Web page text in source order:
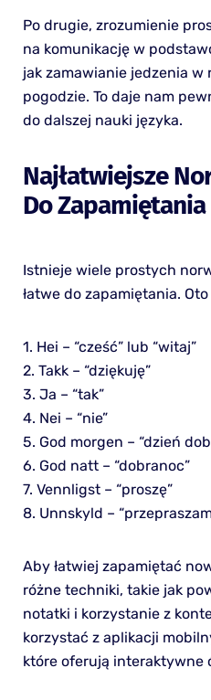
Po drugie, zrozumienie
na komunikację w
jak zamawianie jedzenia
pogodzie. To daje nam
do dalszej nauki języka.
Najłatwiejsze
Do Zapamiętania
Istnieje wiele prostych
łatwe do zapamiętania.
1. Hei – “cześć” lub “witaj”
2. Takk – “dziękuję”
3. Ja – “tak”
4. Nei – “nie”
5. God morgen – “dzień
6. God natt – “dobranoc”
7. Vennligst – “proszę”
8. Unnskyld –
Aby łatwiej zapamiętać
różne techniki, takie jak
notatki i korzystanie z
korzystać z aplikacji
które oferują interaktywne